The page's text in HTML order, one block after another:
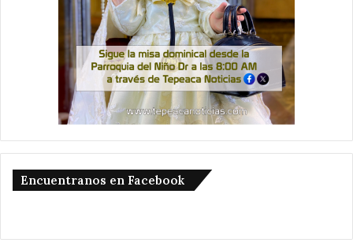
Encuentranos en Facebook